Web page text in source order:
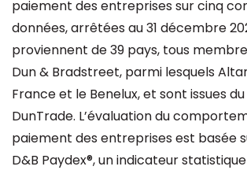
paiement des entreprises sur cinq
données, arrêtées au 31 décembre
proviennent de 39 pays, tous
Dun & Bradstreet, parmi lesquels
France et le Benelux, et sont issues
DunTrade. L’évaluation du
paiement des entreprises est basée
D&B Paydex®, un indicateur